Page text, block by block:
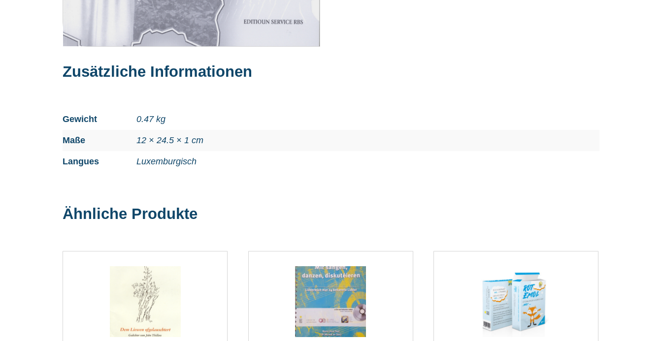
Zusätzliche Informationen
Gewicht 0.47 kg
Maße 12 × 24.5 × 1 cm
Langues Luxemburgisch
Ähnliche Produkte